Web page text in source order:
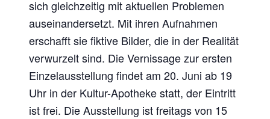
sich gleichzeitig mit aktuellen Problemen
auseinandersetzt. Mit ihren Aufnahmen
erschafft sie fiktive Bilder, die in der Realität
verwurzelt sind. Die Vernissage zur ersten
Einzelausstellung findet am 20. Juni ab 19
Uhr in der Kultur-Apotheke statt, der Eintritt
ist frei. Die Ausstellung ist freitags von 15